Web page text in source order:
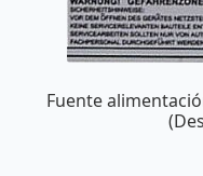
Fuente